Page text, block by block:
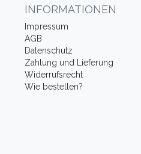
INFORMATIONEN
Impressum
AGB
Datenschutz
Zahlung und Lieferung
Widerrufsrecht
Wie bestellen?